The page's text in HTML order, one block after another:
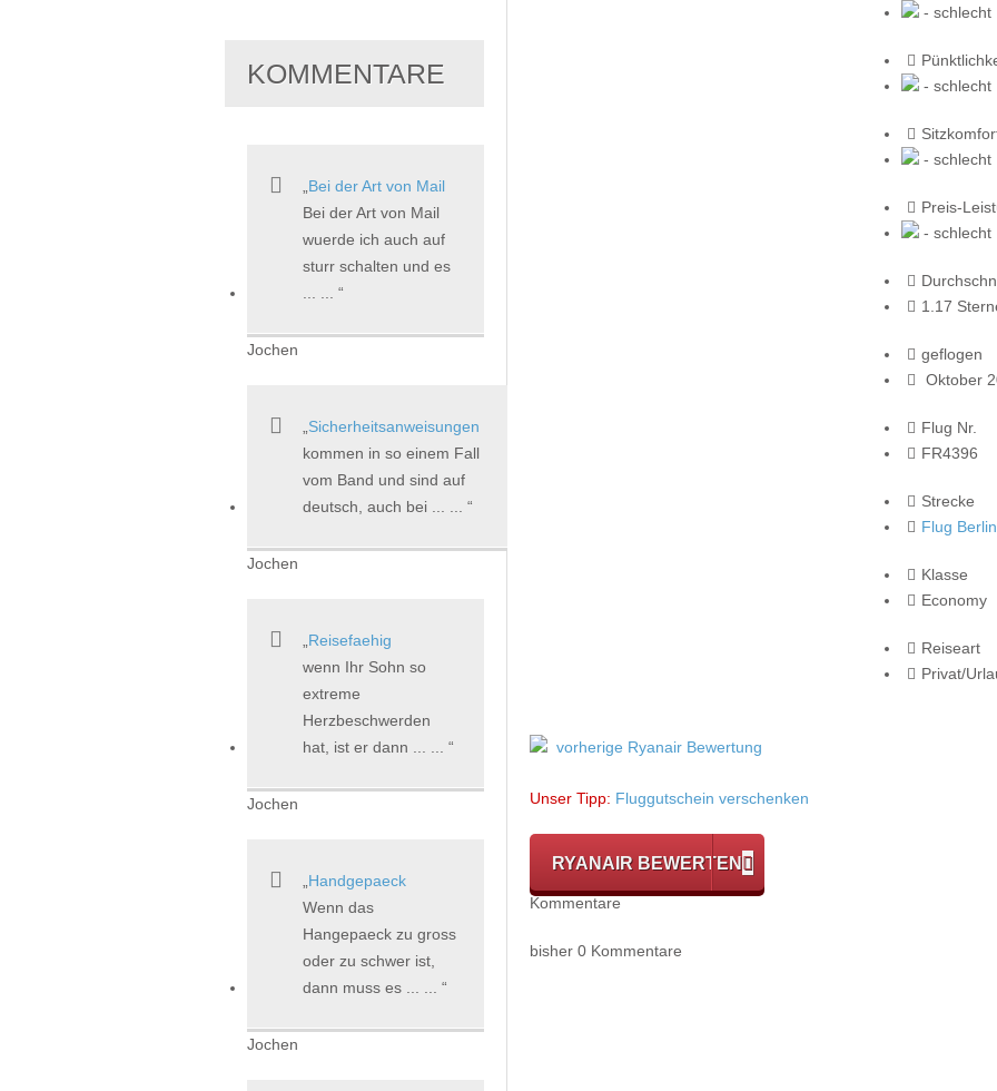
- schlecht
- schlecht
- schlecht
Preis-
- schlecht
1.17
geflogen
Oktober
Flug Nr.
FR4396
Strecke
Flug
Klasse
Economy
Reiseart
Privat/
vorherige Ryanair Bewertung
Unser Tipp: Fluggutschein verschenken
RYANAIR BEWERTEN
Kommentare
bisher 0 Kommentare
KOMMENTARE
Bei der Art von Mail
Bei der Art von Mail
wuerde ich auch auf
sturr schalten und es
Jochen
Sicherheitsanweisungen
kommen in so einem Fall
vom Band und sind auf
deutsch, auch bei ... ...
Jochen
Reisefaehig
wenn Ihr Sohn so
extreme
Herzbeschwerden
hat, ist er dann ... ...
Jochen
Handgepaeck
Wenn das
Hangepaeck zu gross
oder zu schwer ist,
dann muss es ... ...
Jochen